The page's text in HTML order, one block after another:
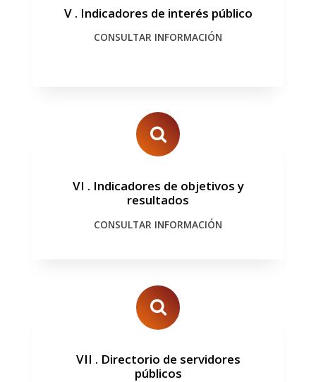
V . Indicadores de interés público
CONSULTAR INFORMACIÓN
VI . Indicadores de objetivos y
resultados
CONSULTAR INFORMACIÓN
VII . Directorio de servidores
públicos